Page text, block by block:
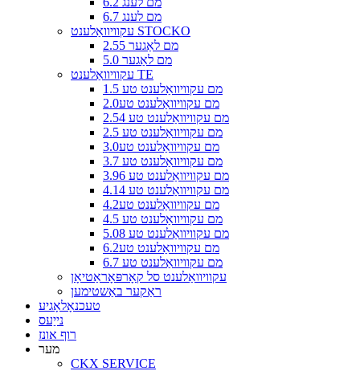
6.7 מם לענג
עקוויוואַלענט STOCKO
2.55 מם לאַגער
5.0 מם לאַגער
עקוויוואַלענט TE
1.5 מם עקוויוואַלענט טע
2.0מם עקוויוואַלענט טע
2.54 מם עקוויוואַלענט טע
2.5 מם עקוויוואַלענט טע
3.0מם עקוויוואַלענט טע
3.7 מם עקוויוואַלענט טע
3.96 מם עקוויוואַלענט טע
4.14 מם עקוויוואַלענט טע
4.2מם עקוויוואַלענט טע
4.5 מם עקוויוואַלענט טע
5.08 מם עקוויוואַלענט טע
6.2מם עקוויוואַלענט טע
6.7 מם עקוויוואַלענט טע
עקוויוואַלענט סל קאָרפּאָראַטיאָן
ראַקער באַשטימען
טעכנאָלאָגיע
נייַעס
רוף אונז
מער
CKX SERVICE